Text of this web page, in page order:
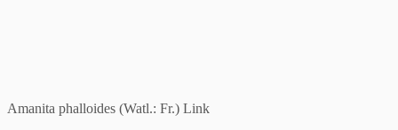
Amanita phalloides (Watl.: Fr.) Link